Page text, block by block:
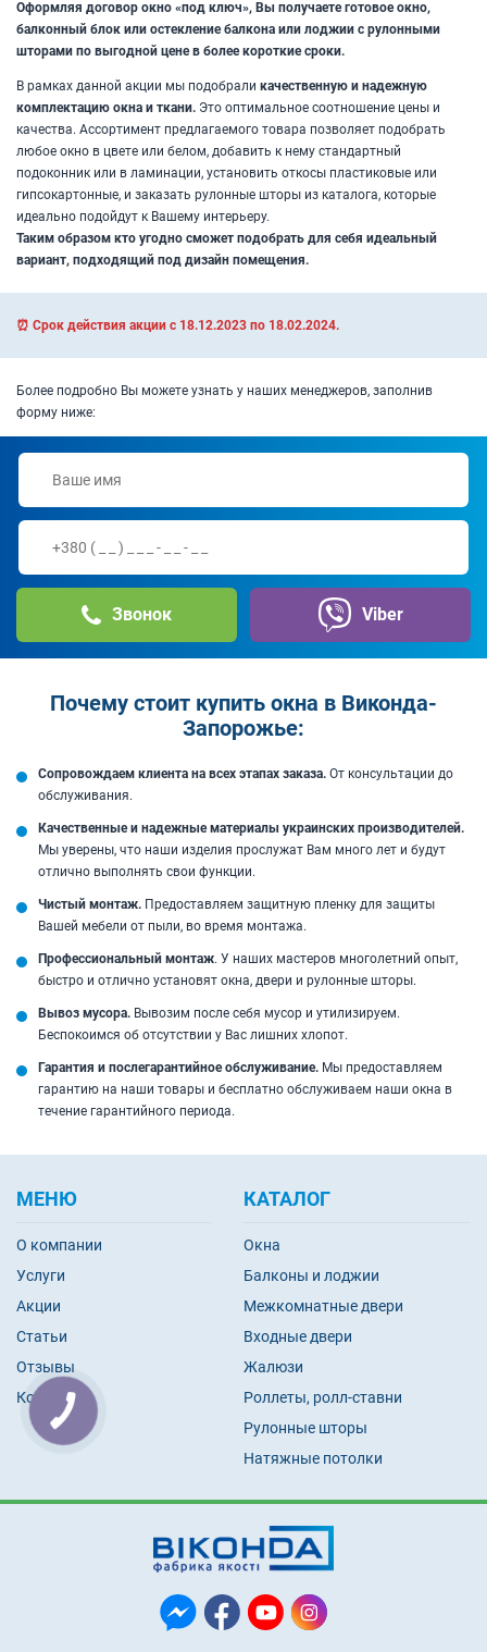
Оформляя договор окно «под ключ», Вы получаете готовое окно,
балконный блок или остекление балкона или лоджии с рулонными
шторами по выгодной цене в более короткие сроки.
В рамках данной акции мы подобрали качественную и надежную
комплектацию окна и ткани. Это оптимальное соотношение цены и
качества. Ассортимент предлагаемого товара позволяет подобрать
любое окно в цвете или белом, добавить к нему стандартный
подоконник или в ламинации, установить откосы пластиковые или
гипсокартонные, и заказать рулонные шторы из каталога, которые
идеально подойдут к Вашему интерьеру.
Таким образом кто угодно сможет подобрать для себя идеальный
вариант, подходящий под дизайн помещения.
⏰ Срок действия акции с 18.12.2023 по 18.02.2024.
Более подробно Вы можете узнать у наших менеджеров, заполнив
форму ниже:
Звонок Viber
Почему стоит купить окна в Виконда-
Запорожье:
Сопровождаем клиента на всех этапах заказа. От консультации до
обслуживания.
Качественные и надежные материалы украинских производителей.
Мы уверены, что наши изделия прослужат Вам много лет и будут
отлично выполнять свои функции.
Чистый монтаж. Предоставляем защитную пленку для защиты
Вашей мебели от пыли, во время монтажа.
Профессиональный монтаж. У наших мастеров многолетний опыт,
быстро и отлично установят окна, двери и рулонные шторы.
Вывоз мусора. Вывозим после себя мусор и утилизируем.
Беспокоимся об отсутствии у Вас лишних хлопот.
Гарантия и послегарантийное обслуживание. Мы предоставляем
гарантию на наши товары и бесплатно обслуживаем наши окна в
течение гарантийного периода.
МЕНЮ
О компании
Услуги
Акции
Статьи
Отзывы
Контакты
КАТАЛОГ
Окна
Балконы и лоджии
Межкомнатные двери
Входные двери
Жалюзи
Роллеты, ролл-ставни
Рулонные шторы
Натяжные потолки